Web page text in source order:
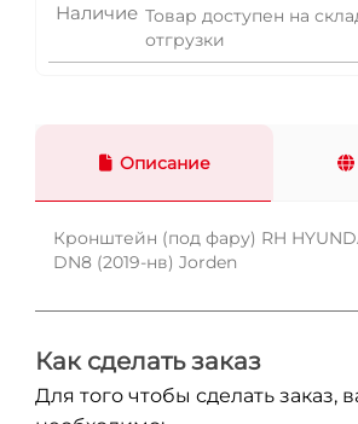
Наличие Товар доступен на
отгрузки
Описание
Кронштейн (под фару) RH
DN8 (2019-нв) Jorden
Как сделать заказ
Для того чтобы сделать заказ,